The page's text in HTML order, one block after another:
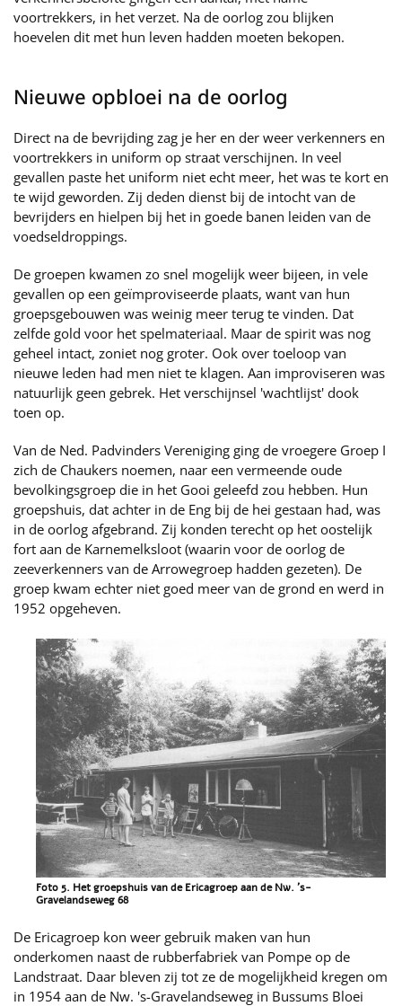
voortrekkers, in het verzet. Na de oorlog zou blijken
hoevelen dit met hun leven hadden moeten bekopen.
Nieuwe opbloei na de oorlog
Direct na de bevrijding zag je her en der weer verkenners en
voortrekkers in uniform op straat verschijnen. In veel
gevallen paste het uniform niet echt meer, het was te kort en
te wijd geworden. Zij deden dienst bij de intocht van de
bevrijders en hielpen bij het in goede banen leiden van de
voedseldroppings.
De groepen kwamen zo snel mogelijk weer bijeen, in vele
gevallen op een geïmproviseerde plaats, want van hun
groepsgebouwen was weinig meer terug te vinden. Dat
zelfde gold voor het spelmateriaal. Maar de spirit was nog
geheel intact, zoniet nog groter. Ook over toeloop van
nieuwe leden had men niet te klagen. Aan improviseren was
natuurlijk geen gebrek. Het verschijnsel 'wachtlijst' dook
toen op.
Van de Ned. Padvinders Vereniging ging de vroegere Groep I
zich de Chaukers noemen, naar een vermeende oude
bevolkingsgroep die in het Gooi geleefd zou hebben. Hun
groepshuis, dat achter in de Eng bij de hei gestaan had, was
in de oorlog afgebrand. Zij konden terecht op het oostelijk
fort aan de Karnemelksloot (waarin voor de oorlog de
zeeverkenners van de Arrowegroep hadden gezeten). De
groep kwam echter niet goed meer van de grond en werd in
1952 opgeheven.
Foto 5. Het groepshuis van de Ericagroep aan de Nw. 's-
Gravelandseweg 68
De Ericagroep kon weer gebruik maken van hun
onderkomen naast de rubberfabriek van Pompe op de
Landstraat. Daar bleven zij tot ze de mogelijkheid kregen om
in 1954 aan de Nw. 's-Gravelandseweg in Bussums Bloei